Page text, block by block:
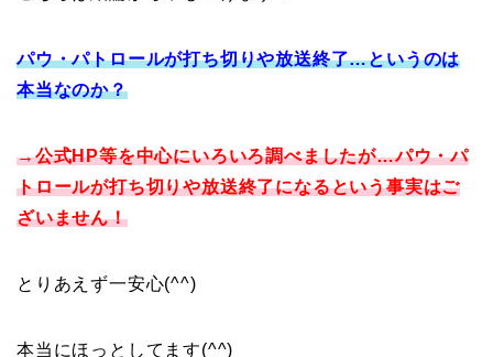
パウ・パトロールが打ち切りや放送終了…というのは
本当なのか？
→公式HP等を中心にいろいろ調べましたが…パウ・パ
トロールが打ち切りや放送終了になるという事実はご
ざいません！
とりあえず一安心(^^)
本当にほっとしてます(^^)